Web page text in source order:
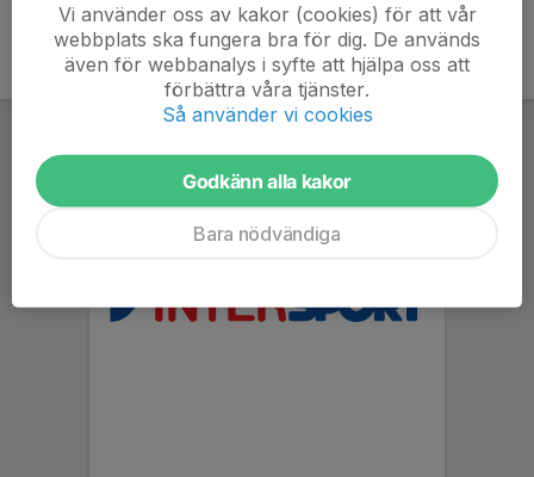
Vi använder oss av kakor (cookies) för att vår
webbplats ska fungera bra för dig. De används
även för webbanalys i syfte att hjälpa oss att
förbättra våra tjänster.
Så använder vi cookies
Godkänn alla kakor
Bara nödvändiga